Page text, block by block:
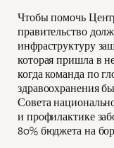
Чтобы помочь
правительство
инфраструктуру
которая пришла в
когда команда по
здравоохранения
Совета
и профилактике
80% бюджета на